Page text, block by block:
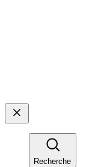
Recherche​​